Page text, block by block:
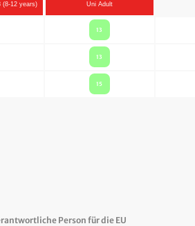
(8-12 years) Uni Adult
13
13
15
Person für die EU